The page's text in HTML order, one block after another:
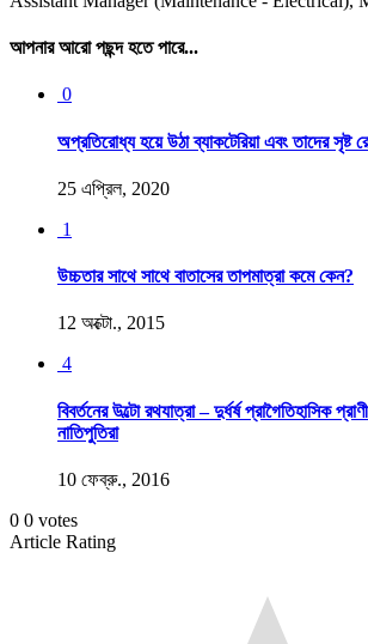
আপনার আরো পছন্দ হতে পারে...
0
অপ্রতিরোধ্য হয়ে উঠা ব্যাকটেরিয়া এবং তাদের সৃষ্ট
25 এপ্রিল, 2020
1
উচ্চতার সাথে সাথে বাতাসের তাপমাত্রা কমে কেন?
12 অক্টো., 2015
4
বিবর্তনের উল্টো রথযাত্রা – দুর্ধর্ষ প্রাগৈতিহাসিক
নাতিপুতিরা
10 ফেব্রু., 2016
0 0 votes
Article Rating